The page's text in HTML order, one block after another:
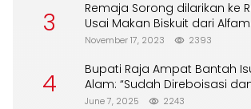
3
Remaja Sorong dilarikan ke
Usai Makan Biskuit dari
November 17, 2023 2393
4
Bupati Raja Ampat Bantah
Alam: “Sudah Direboisasi
Merusak Lingkungan”
June 7, 2025 2243